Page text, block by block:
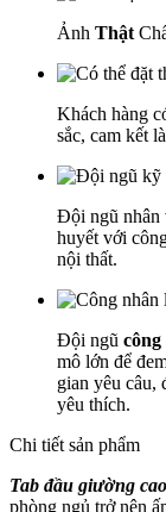
Ảnh Thật
Khách hàng
sắc, cam kết
Đội ngũ nhân
huyết với
nội thất.
Đội ngũ
mô lớn để
gian yêu câu,
yêu thích.
Chi tiết sản phẩm
Tab đầu giường
phòng ngủ trở nên